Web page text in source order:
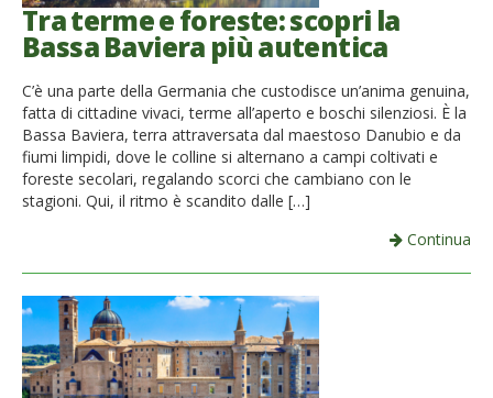
Tra terme e foreste: scopri la
Bassa Baviera più autentica
C’è una parte della Germania che custodisce un’anima genuina,
fatta di cittadine vivaci, terme all’aperto e boschi silenziosi. È la
Bassa Baviera, terra attraversata dal maestoso Danubio e da
fiumi limpidi, dove le colline si alternano a campi coltivati e
foreste secolari, regalando scorci che cambiano con le
stagioni. Qui, il ritmo è scandito dalle […]
Continua